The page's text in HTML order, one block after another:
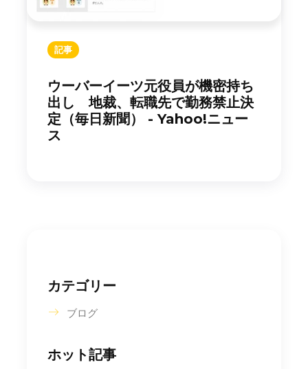
記事
ウーバーイーツ元役員が機密持ち
出し 地裁、転職先で勤務禁止決
定（毎日新聞） - Yahoo!ニュー
ス
カテゴリー
ブログ
ホット記事